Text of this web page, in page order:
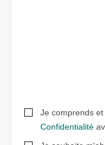
Je comprends
Confidentialité